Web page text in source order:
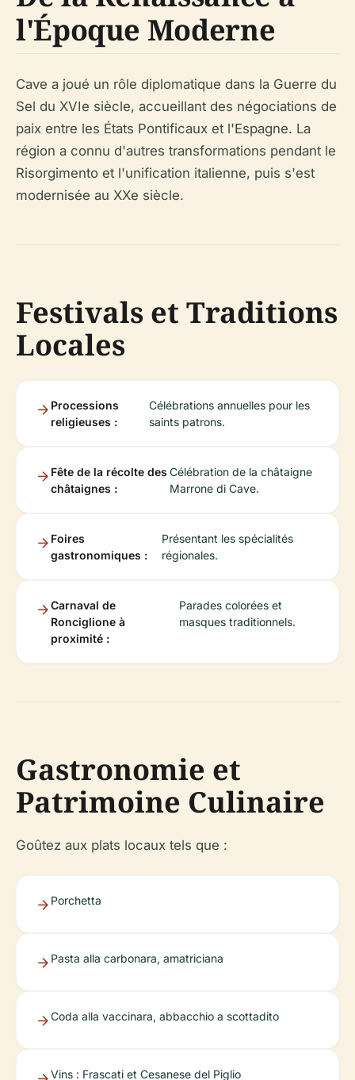
l'Époque Moderne
Cave a joué un rôle diplomatique dans la Guerre du
Sel du XVIe siècle, accueillant des négociations de
paix entre les États Pontificaux et l'Espagne. La
région a connu d'autres transformations pendant le
Risorgimento et l'unification italienne, puis s'est
modernisée au XXe siècle.
Festivals et Traditions
Locales
Processions
religieuses :
Célébrations annuelles pour les
saints patrons.
Fête de la récolte des
châtaignes :
Célébration de la châtaigne
Marrone di Cave.
Foires
gastronomiques :
Présentant les spécialités
régionales.
Carnaval de
Ronciglione à
proximité :
Parades colorées et
masques traditionnels.
Gastronomie et
Patrimoine Culinaire
Goûtez aux plats locaux tels que :
Porchetta
Pasta alla carbonara, amatriciana
Coda alla vaccinara, abbacchio a scottadito
Vins : Frascati et Cesanese del Piglio